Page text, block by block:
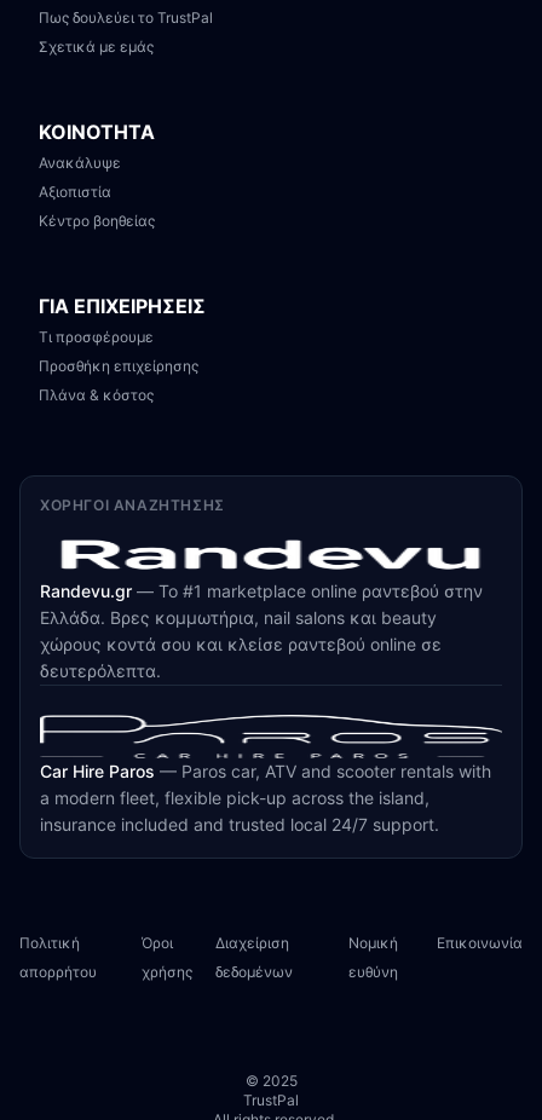
Πως δουλεύει το TrustPal
Σχετικά με εμάς
ΚΟΙΝΟΤΗΤΑ
Ανακάλυψε
Αξιοπιστία
Κέντρο βοηθείας
ΓΙΑ ΕΠΙΧΕΙΡΗΣΕΙΣ
Τι προσφέρουμε
Προσθήκη επιχείρησης
Πλάνα & κόστος
ΧΟΡΗΓΟΊ ΑΝΑΖΉΤΗΣΗΣ
Randevu.gr — Το #1 marketplace online ραντεβού στην
Ελλάδα. Βρες κομμωτήρια, nail salons και beauty
χώρους κοντά σου και κλείσε ραντεβού online σε
δευτερόλεπτα.
Car Hire Paros — Paros car, ATV and scooter rentals with
a modern fleet, flexible pick-up across the island,
insurance included and trusted local 24/7 support.
Πολιτική
απορρήτου
Όροι
χρήσης
Διαχείριση
δεδομένων
Νομική
ευθύνη
Επικοινωνία
© 2025
TrustPal